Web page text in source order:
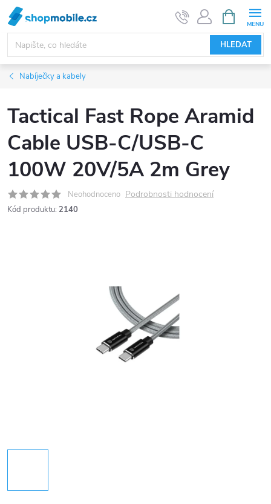
Přejít
na
obsah
HLEDAT
NÁKUPNÍ
KOŠÍK
Nabíječky a kabely
Tactical Fast Rope Aramid
Cable USB-C/USB-C
100W 20V/5A 2m Grey
Neohodnoceno Podrobnosti hodnocení
Kód produktu: 2140